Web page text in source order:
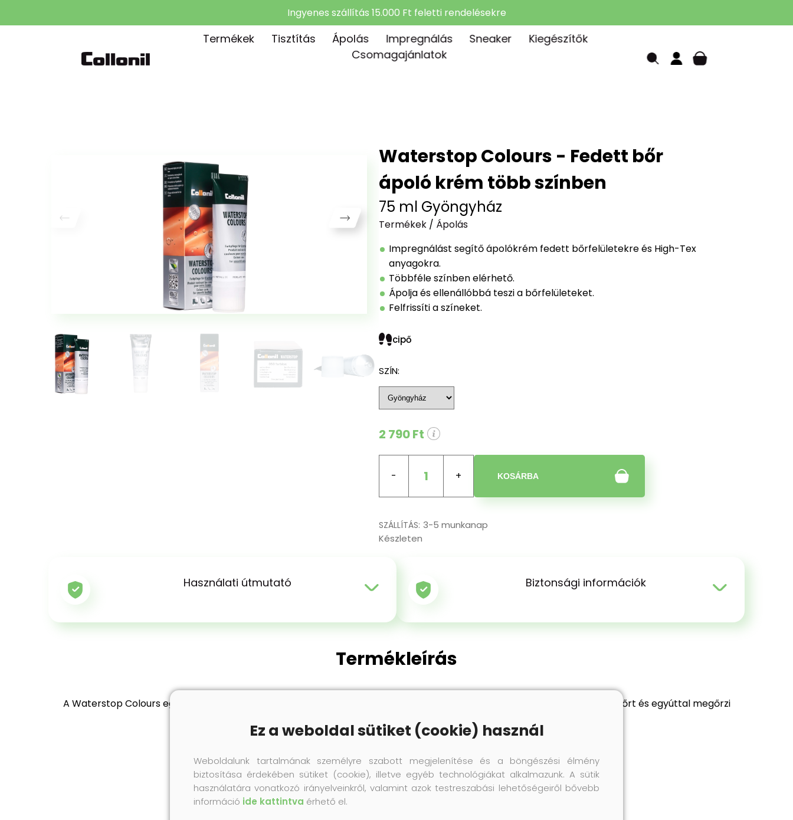
Ingyenes szállítás 15.000 Ft feletti rendelésekre
Termékek Tisztítás Ápolás Impregnálás Sneaker
Kiegészítők
Csomagajánlatok
Waterstop Colours - Fedett bőr
ápoló krém több színben
75 ml Gyöngyház
Termékek / Ápolás
Impregnálást segítő ápolókrém fedett bőrfelületekre és High-Tex
anyagokra.
Többféle színben elérhető.
Ápolja és ellenállóbbá teszi a bőrfelületeket.
Felfrissíti a színeket.
cipő
SZÍN:
2 790 Ft
1 KOSÁRBA
SZÁLLÍTÁS: 3-5 munkanap
Készleten
Használati útmutató Biztonsági információk
Termékleírás
A Waterstop Colours egy színápoló és impregnáló hatású krém minden sima bőrhöz és high-tech anyaghoz. Táplálja a bőrt és egyúttal megőrzi
Termék értékelés
Ez a weboldal sütiket (cookie) használ
Weboldalunk tartalmának személyre szabott megjelenítése és a böngészési élmény
biztosítása érdekében sütiket (cookie), illetve egyéb technológiákat alkalmazunk. A sütik
használatára vonatkozó irányelveinkről, valamint azok testreszabási lehetőségeiről bővebb
információ ide kattintva érhető el.